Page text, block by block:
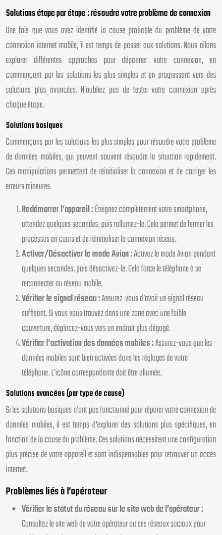
Solutions étape par étape : résoudre votre problème de connexion
Une fois que vous avez identifié la cause probable du problème de votre
connexion internet mobile, il est temps de passer aux solutions. Nous allons
explorer différentes approches pour dépanner votre connexion, en
commençant par les solutions les plus simples et en progressant vers des
solutions plus avancées. N’oubliez pas de tester votre connexion après
chaque étape.
Solutions basiques
Commençons par les solutions les plus simples pour résoudre votre problème
de données mobiles, qui peuvent souvent résoudre la situation rapidement.
Ces manipulations permettent de réinitialiser la connexion et de corriger les
erreurs mineures.
Redémarrer l’appareil :Éteignez complètement votre smartphone,
attendez quelques secondes, puis rallumez-le. Cela permet de fermer les
processus en cours et de réinitialiser la connexion réseau.
Activer/Désactiver le mode Avion :Activez le mode Avion pendant
quelques secondes, puis désactivez-le. Cela force le téléphone à se
reconnecter au réseau mobile.
Vérifier le signal réseau :Assurez-vous d’avoir un signal réseau
suffisant. Si vous vous trouvez dans une zone avec une faible
couverture, déplacez-vous vers un endroit plus dégagé.
Vérifier l’activation des données mobiles :Assurez-vous que les
données mobiles sont bien activées dans les réglages de votre
téléphone. L’icône correspondante doit être allumée.
Solutions avancées (par type de cause)
Si les solutions basiques n’ont pas fonctionné pour réparer votre connexion de
données mobiles, il est temps d’explorer des solutions plus spécifiques, en
fonction de la cause du problème. Ces solutions nécessitent une configuration
plus précise de votre appareil et sont indispensables pour retrouver un accès
internet.
Problèmes liés à l’opérateur
Vérifier le statut du réseau sur le site web de l’opérateur :
Consultez le site web de votre opérateur ou ses réseaux sociaux pour